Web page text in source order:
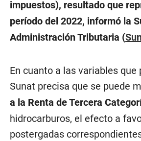
impuestos), resultado que
período del 2022, informó la
Administración Tributaria (
En cuanto a las variables
Sunat precisa que se puede
a la Renta de Tercera
hidrocarburos, el efecto a
postergadas